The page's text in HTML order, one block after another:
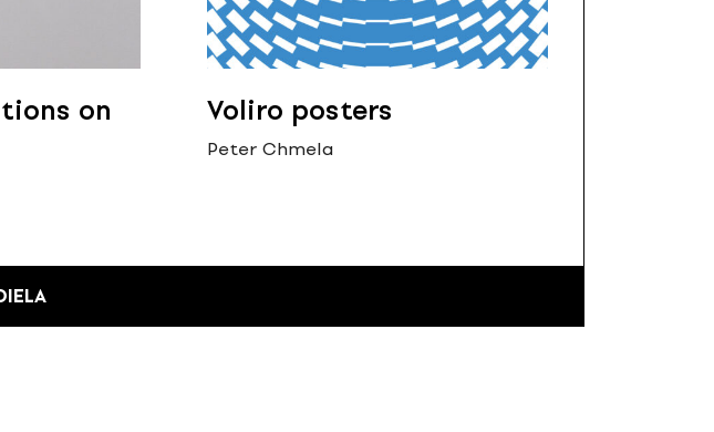
on
Voliro posters
Peter Chmela